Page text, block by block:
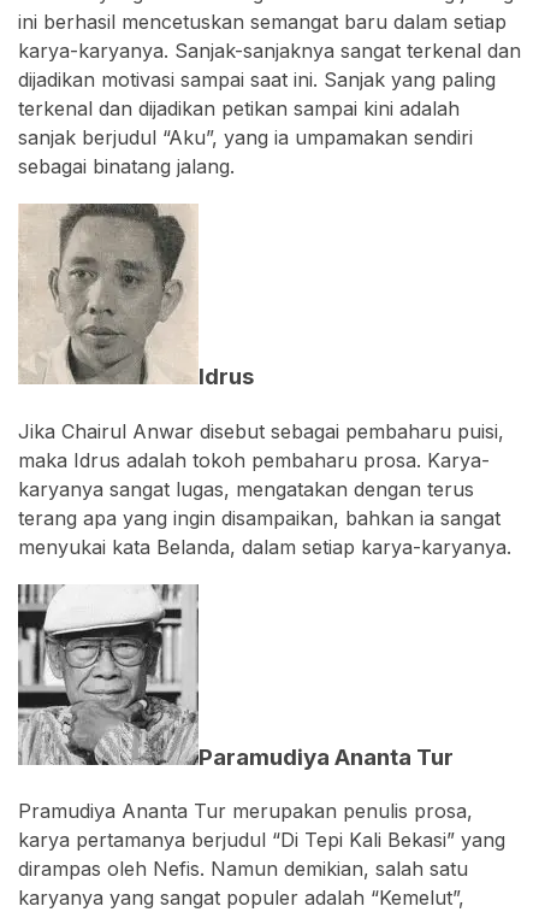
ini berhasil mencetuskan semangat baru dalam setiap
karya-karyanya. Sanjak-sanjaknya sangat terkenal dan
dijadikan motivasi sampai saat ini. Sanjak yang paling
terkenal dan dijadikan petikan sampai kini adalah
sanjak berjudul “Aku”, yang ia umpamakan sendiri
sebagai binatang jalang.
Idrus
Jika Chairul Anwar disebut sebagai pembaharu puisi,
maka Idrus adalah tokoh pembaharu prosa. Karya-
karyanya sangat lugas, mengatakan dengan terus
terang apa yang ingin disampaikan, bahkan ia sangat
menyukai kata Belanda, dalam setiap karya-karyanya.
Paramudiya Ananta Tur
Pramudiya Ananta Tur merupakan penulis prosa,
karya pertamanya berjudul “Di Tepi Kali Bekasi” yang
dirampas oleh Nefis. Namun demikian, salah satu
karyanya yang sangat populer adalah “Kemelut”,